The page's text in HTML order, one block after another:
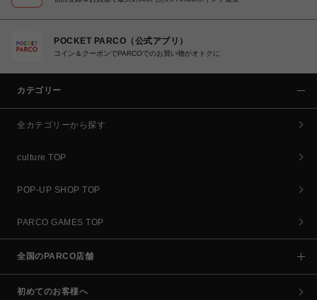
POCKET PARCO（公式アプリ）
コイン＆クーポンでPARCOでのお買い物がオトクに
カテゴリー
全カテゴリーから探す
culture TOP
POP-UP SHOP TOP
PARCO GAMES TOP
全国のPARCO店舗
初めてのお客様へ